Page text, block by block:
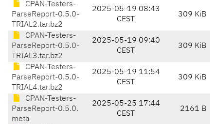
CPAN-Testers-
ParseReport-0.5.0-
TRIAL2.tar.bz2
2025-05-19 08:43
CEST
309 KiB
CPAN-Testers-
ParseReport-0.5.0-
TRIAL3.tar.bz2
2025-05-19 09:40
CEST
309 KiB
CPAN-Testers-
ParseReport-0.5.0-
TRIAL4.tar.bz2
2025-05-19 11:54
CEST
309 KiB
CPAN-Testers-
ParseReport-0.5.0.
meta
2025-05-25 17:44
CEST
2161 B